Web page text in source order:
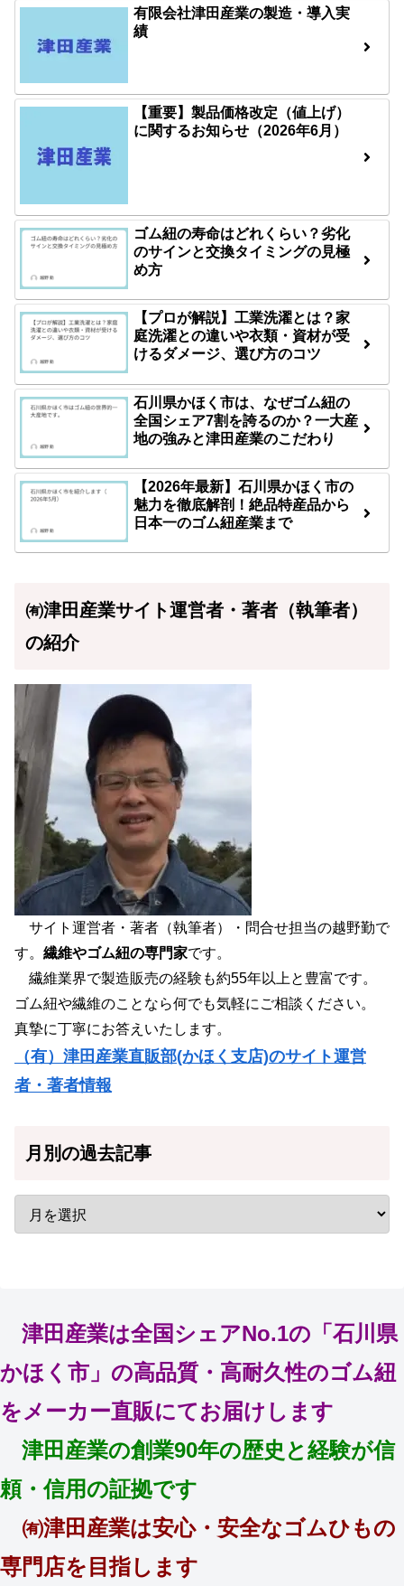
有限会社津田産業の製造・導入実
績
【重要】製品価格改定（値上げ）
に関するお知らせ（2026年6月）
ゴム紐の寿命はどれくらい？劣化
のサインと交換タイミングの見極
め方
【プロが解説】工業洗濯とは？家
庭洗濯との違いや衣類・資材が受
けるダメージ、選び方のコツ
石川県かほく市は、なぜゴム紐の
全国シェア7割を誇るのか？一大産
地の強みと津田産業のこだわり
【2026年最新】石川県かほく市の
魅力を徹底解剖！絶品特産品から
日本一のゴム紐産業まで
㈲津田産業サイト運営者・著者（執筆者）
の紹介
サイト運営者・著者（執筆者）・問合せ担当の越野勤で
す。 繊維やゴム紐の専門家です。
繊維業界で製造販売の経験も約55年以上と豊富です。
ゴム紐や繊維のことなら何でも気軽にご相談ください。
真摯に丁寧にお答えいたします。
（有）津田産業直販部(かほく支店)のサイト運営
者・著者情報
月別の過去記事
津田産業は全国シェアNo.1の「石川県
かほく市」の高品質・高耐久性のゴム紐
をメーカー直販にてお届けします
津田産業の創業90年の歴史と経験が信
頼・信用の証拠です
㈲津田産業は安心・安全なゴムひもの
専門店を目指します